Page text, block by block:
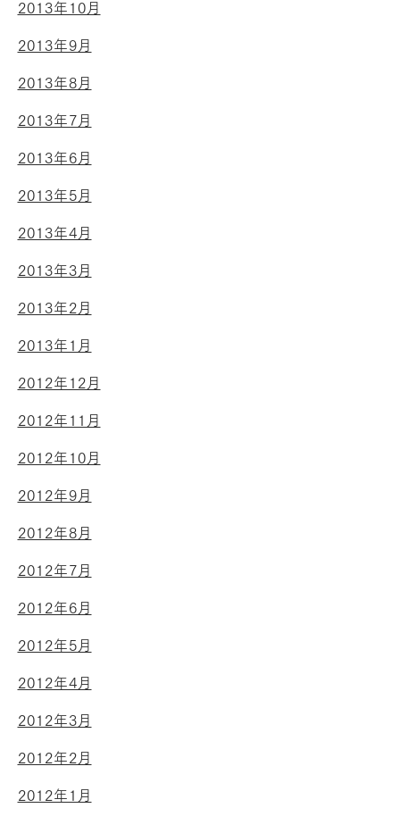
2013年10月
2013年9月
2013年8月
2013年7月
2013年6月
2013年5月
2013年4月
2013年3月
2013年2月
2013年1月
2012年12月
2012年11月
2012年10月
2012年9月
2012年8月
2012年7月
2012年6月
2012年5月
2012年4月
2012年3月
2012年2月
2012年1月